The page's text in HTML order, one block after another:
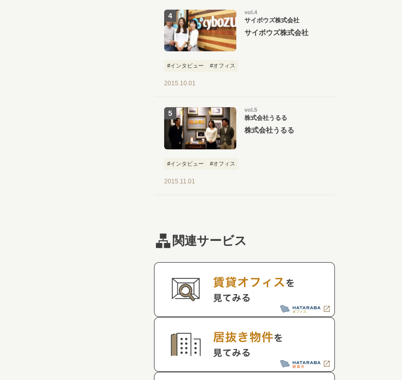
vol.4
サイボウズ株式会社
サイボウズ株式会社
#インタビュー #オフィス
2015.10.01
vol.5
株式会社うるる
株式会社うるる
#インタビュー #オフィス
2015.11.01
関連サービス